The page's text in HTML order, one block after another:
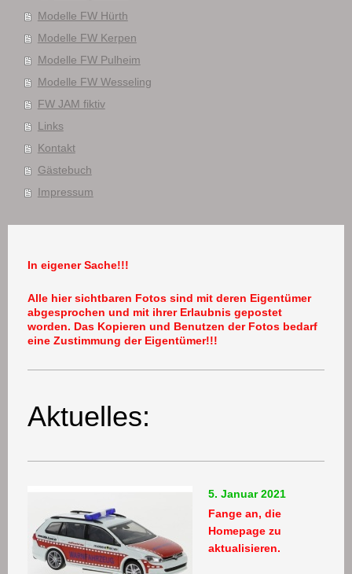
Modelle FW Hürth
Modelle FW Kerpen
Modelle FW Pulheim
Modelle FW Wesseling
FW JAM fiktiv
Links
Kontakt
Gästebuch
Impressum
In eigener Sache!!!
Alle hier sichtbaren Fotos sind mit deren Eigentümer
abgesprochen und mit ihrer Erlaubnis gepostet
worden. Das Kopieren und Benutzen der Fotos bedarf
eine Zustimmung der Eigentümer!!!
Aktuelles:
5. Januar 2021
Fange an, die
Homepage zu
aktualisieren.